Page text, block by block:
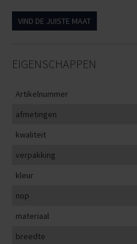
VIND DE JUISTE MAAT
EIGENSCHAPPEN
Artikelnummer
afmetingen
kwaliteit
verpakking
kleur
nop
materiaal
breedte